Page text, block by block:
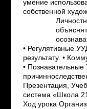
умение
собственной
Личностные:
объяснять
осознавать и
• Регулятивные
результату. •
• Познавательные
Презентация,
система «Школа
Ход урока